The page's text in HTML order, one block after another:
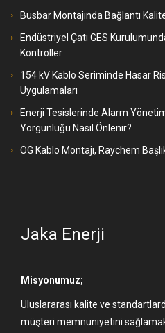
Busbar Montajında Bağlantı
Endüstriyel Çatı GES
Kontroller
154 kV Kablo Seriminde Hasar
Uygulamaları
Enerji Tesislerinde Alarm
Yorgunluğu Nasıl Önlenir?
OG Kablo Montajı, Raychem
Jaka Enerji
Misyonumuz;
Uluslararası kalite ve
müşteri memnuniyetini